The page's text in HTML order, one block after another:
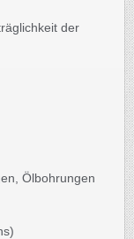
der
Ölbohrungen